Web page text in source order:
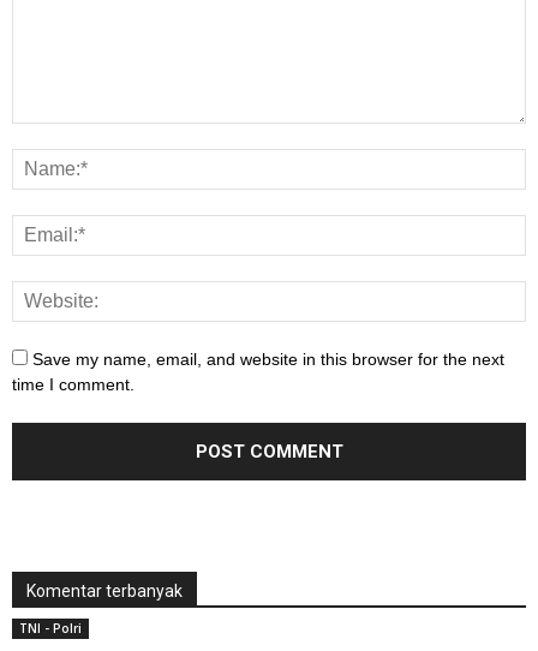
Save my name, email, and website in this browser for the next
time I comment.
Komentar terbanyak
TNI - Polri